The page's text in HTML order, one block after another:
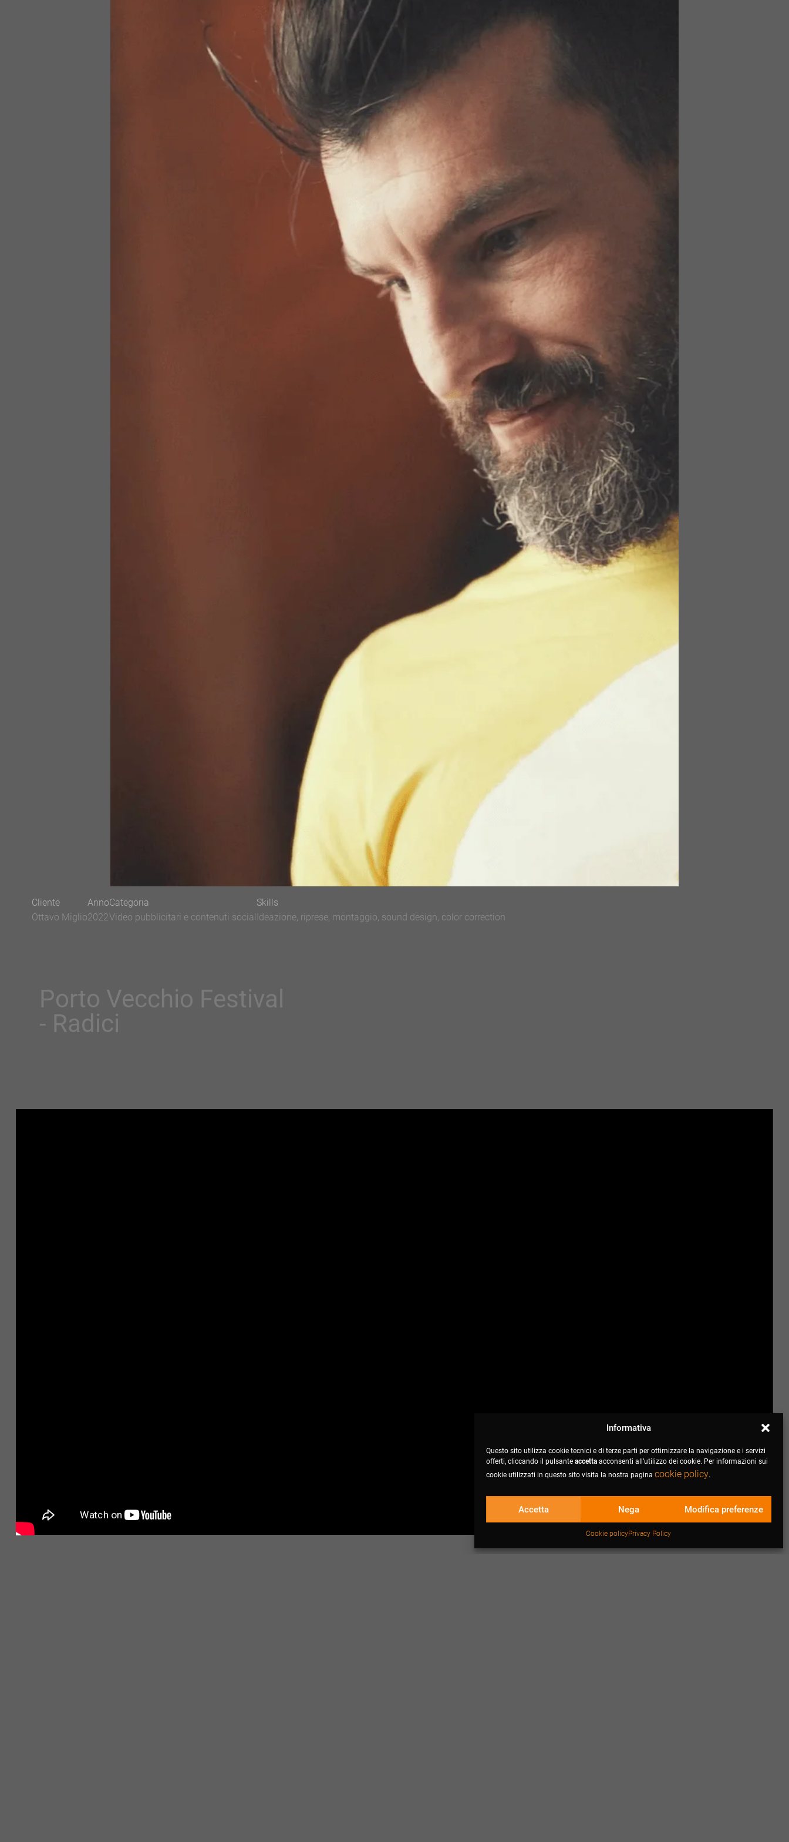
Informativa
Questo sito utilizza cookie tecnici e di terze parti per ottimizzare la navigazione e i servizi
offerti, cliccando il pulsante accetta acconsenti all’utilizzo dei cookie. Per informazioni sui
cookie utilizzati in questo sito visita la nostra pagina cookie policy.
Accetta Nega Modifica preferenze
Cookie policyPrivacy Policy
Cliente
Ottavo Miglio
Anno
2022
Categoria
Video pubblicitari e contenuti social
Skills
Ideazione, riprese, montaggio, sound design, color correction
Porto Vecchio Festival
- Radici